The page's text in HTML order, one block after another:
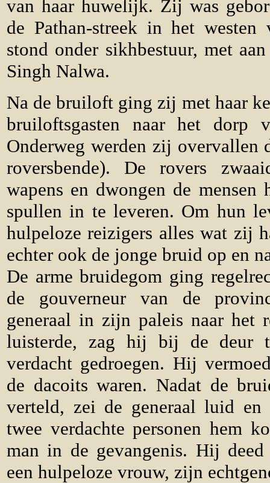
van haar huwelijk. Zij was
de Pathan-streek in het
stond onder sikhbestuur, met
Singh Nalwa.
Na de bruiloft ging zij met haar
bruiloftsgasten naar het dorp
Onderweg werden zij overvallen
roversbende). De rovers
wapens en dwongen de
spullen in te leveren. Om hun
hulpeloze reizigers alles wat zij
echter ook de jonge bruid op en
De arme bruidegom ging
de gouverneur van de
generaal in zijn paleis naar het
luisterde, zag hij bij de deur
verdacht gedroegen. Hij
de dacoits waren. Nadat de
verteld, zei de generaal luid
twee verdachte personen hem
man in de gevangenis. Hij
een hulpeloze vrouw, zijn